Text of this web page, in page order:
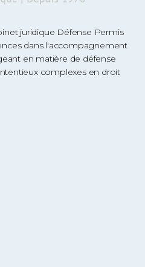
juridique Défense Permis
dans l'accompagnement
en matière de défense
complexes en droit